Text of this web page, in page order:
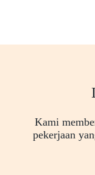
Kami
pekerjaan